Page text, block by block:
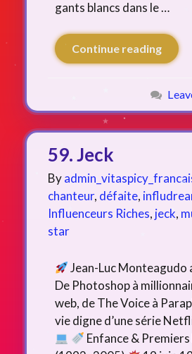
gants blancs dans le …
Continue reading
59. Jeck
By
chanteur, défaite,
Influenceurs Riches, jeck,
star
Jean-Luc Monteagudo
De Photoshop à
web, de The Voice à
vie digne d’une série
Enfance &